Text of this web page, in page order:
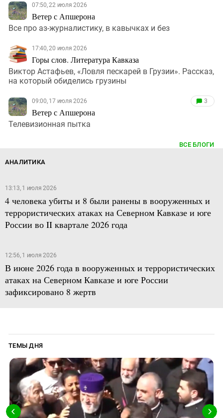
07:50, 22 июля 2026
Ветер с Апшерона
Все про аз-журналистику, в кавычках и без
17:40, 20 июля 2026
Горы слов. Литература Кавказа
Виктор Астафьев, «Ловля пескарей в Грузии». Рассказ,
на который обиделись грузины
09:00, 17 июля 2026
Ветер с Апшерона
3
Телевизионная пытка
ВСЕ БЛОГИ
АНАЛИТИКА
13:13, 1 июля 2026
4 человека убиты и 8 были ранены в вооруженных и
террористических атаках на Северном Кавказе и юге
России во II квартале 2026 года
12:56, 1 июля 2026
В июне 2026 года в вооруженных и террористических
атаках на Северном Кавказе и юге России
зафиксировано 8 жертв
ТЕМЫ ДНЯ